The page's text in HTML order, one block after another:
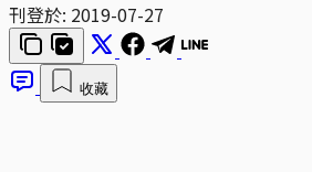
刊登於: 2019-07-27
收藏